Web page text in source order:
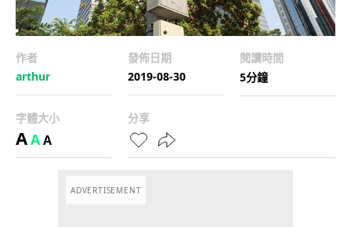
作者
arthur
發佈日期
2019-08-30
閱讀時間
5分鐘
字體大小
AAA
分享
ADVERTISEMENT